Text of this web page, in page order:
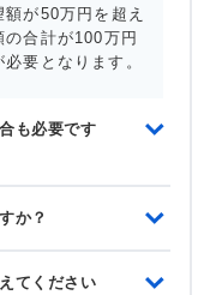
が50万円を超え
の合計が100万円
要となります。
も必要です
か？
てください